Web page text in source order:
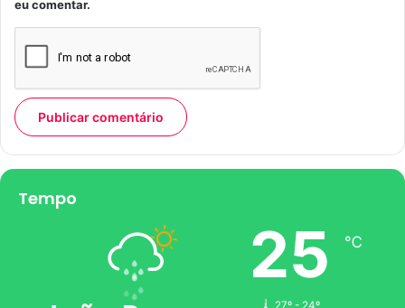
eu comentar.
Tempo
25 ℃
27º - 24º